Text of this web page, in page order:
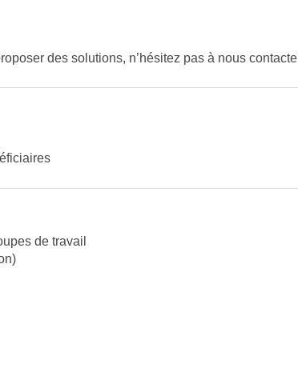
des solutions, n’hésitez pas à nous
de travail